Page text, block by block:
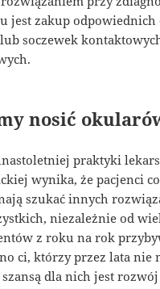
jest zakup
soczewek
nosić
praktyki
wynika, że pacjenci
szukać innych
niezależnie od
z roku na rok
ci, którzy przez lata nie
dla nich jest